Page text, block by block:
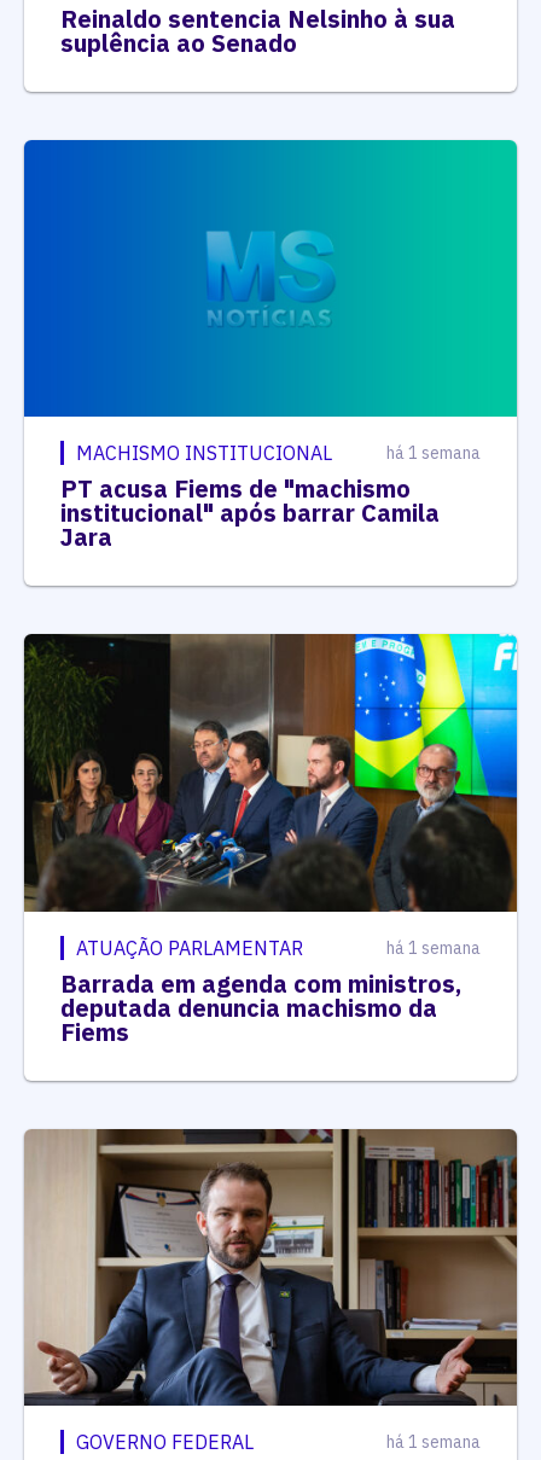
Reinaldo sentencia Nelsinho à sua
suplência ao Senado
MACHISMO INSTITUCIONAL há 1 semana
PT acusa Fiems de "machismo
institucional" após barrar Camila
Jara
ATUAÇÃO PARLAMENTAR há 1 semana
Barrada em agenda com ministros,
deputada denuncia machismo da
Fiems
GOVERNO FEDERAL há 1 semana